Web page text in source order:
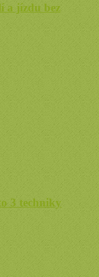
a jízdu bez
3 techniky